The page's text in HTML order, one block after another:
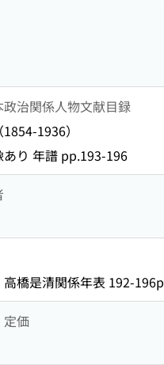
治関係人物文献目録
1936）
あり 年譜 pp.193-196
橋是清関係年表 192-196p
定価